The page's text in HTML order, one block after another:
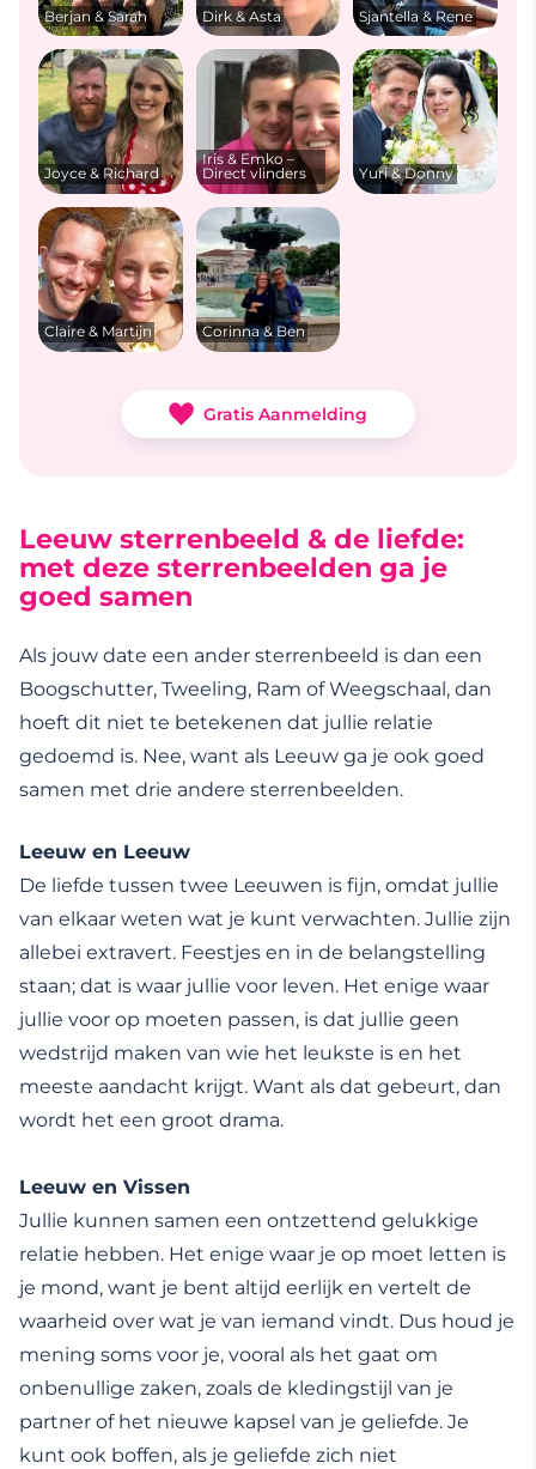
Berjan & Sarah Dirk & Asta Sjantella & Rene
Joyce & Richard
Iris & Emko –
Direct vlinders
Yuri & Donny
Claire & Martijn Corinna & Ben
Gratis Aanmelding
Leeuw sterrenbeeld & de liefde:
met deze sterrenbeelden ga je
goed samen
Als jouw date een ander sterrenbeeld is dan een
Boogschutter, Tweeling, Ram of Weegschaal, dan
hoeft dit niet te betekenen dat jullie relatie
gedoemd is. Nee, want als Leeuw ga je ook goed
samen met drie andere sterrenbeelden.
Leeuw en Leeuw
De liefde tussen twee Leeuwen is fijn, omdat jullie
van elkaar weten wat je kunt verwachten. Jullie zijn
allebei extravert. Feestjes en in de belangstelling
staan; dat is waar jullie voor leven. Het enige waar
jullie voor op moeten passen, is dat jullie geen
wedstrijd maken van wie het leukste is en het
meeste aandacht krijgt. Want als dat gebeurt, dan
wordt het een groot drama.
Leeuw en Vissen
Jullie kunnen samen een ontzettend gelukkige
relatie hebben. Het enige waar je op moet letten is
je mond, want je bent altijd eerlijk en vertelt de
waarheid over wat je van iemand vindt. Dus houd je
mening soms voor je, vooral als het gaat om
onbenullige zaken, zoals de kledingstijl van je
partner of het nieuwe kapsel van je geliefde. Je
kunt ook boffen, als je geliefde zich niet